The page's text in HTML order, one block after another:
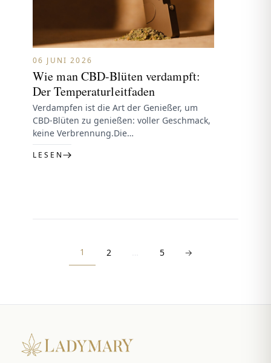
06 JUNI 2026
Wie man CBD-Blüten verdampft:
Der Temperaturleitfaden
Verdampfen ist die Art der Genießer, um
CBD-Blüten zu genießen: voller Geschmack,
keine Verbrennung.Die
TemperaturbereicheNiedrig (~160–177°C) —
der meiste Geschmack, leichteste Wirkung,
LESEN
1 2 … 5 →